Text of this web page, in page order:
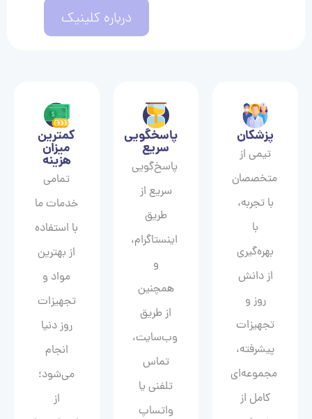
درباره کلینیک
پزشکان
تیمی از
متخصصان
با تجربه،
با
بهره‌گیری
از دانش
روز و
تجهیزات
پیشرفته،
مجموعه‌ای
کامل از
پاسخگویی
سریع
پاسخ‌گویی
سریع از
طریق
اینستاگرام،
و
همچنین
از طریق
وب‌سایت،
تماس
تلفنی یا
واتساپ
کمترین
میزان
هزینه
تمامی
خدمات ما
با استفاده
از بهترین
مواد و
تجهیزات
روز دنیا
انجام
می‌شود؛
از